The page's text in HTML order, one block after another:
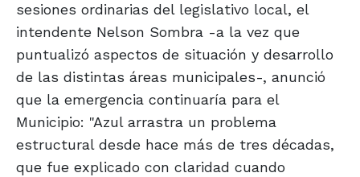
sesiones ordinarias del legislativo local, el
intendente Nelson Sombra -a la vez que
puntualizó aspectos de situación y desarrollo
de las distintas áreas municipales-, anunció
que la emergencia continuaría para el
Municipio: "Azul arrastra un problema
estructural desde hace más de tres décadas,
que fue explicado con claridad cuando